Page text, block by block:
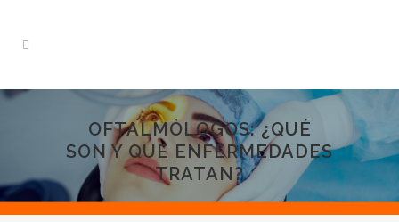
OFTALMÓLOGOS: ¿QUÉ
SON Y QUE ENFERMEDADES
TRATAN?